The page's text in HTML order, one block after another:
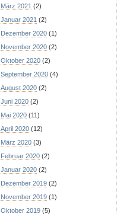
März 2021 (2)
Januar 2021 (2)
Dezember 2020 (1)
November 2020 (2)
Oktober 2020 (2)
September 2020 (4)
August 2020 (2)
Juni 2020 (2)
Mai 2020 (11)
April 2020 (12)
März 2020 (3)
Februar 2020 (2)
Januar 2020 (2)
Dezember 2019 (2)
November 2019 (1)
Oktober 2019 (5)